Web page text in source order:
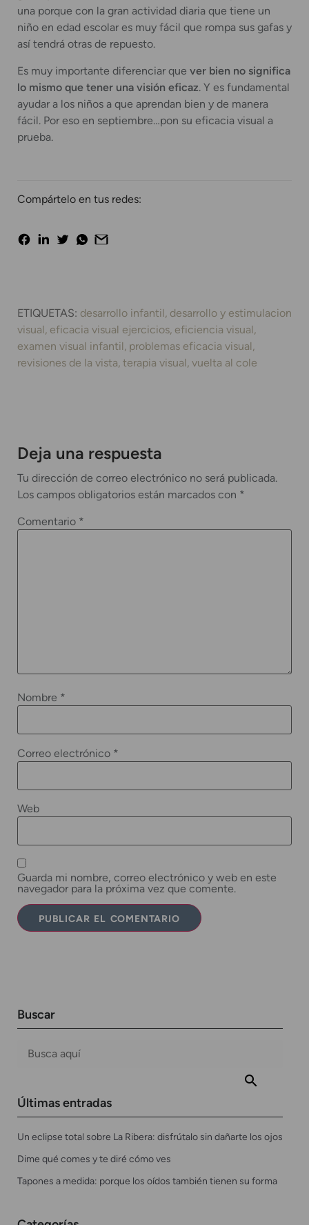
una porque con la gran actividad diaria que tiene un
niño en edad escolar es muy fácil que rompa sus gafas y
así tendrá otras de repuesto.
Es muy importante diferenciar que ver bien no significa
lo mismo que tener una visión eficaz. Y es fundamental
ayudar a los niños a que aprendan bien y de manera
fácil. Por eso en septiembre…pon su eficacia visual a
prueba.
Compártelo en tus redes:
ETIQUETAS: desarrollo infantil desarrollo y estimulacion
visual eficacia visual ejercicios eficiencia visual
examen visual infantil problemas eficacia visual
revisiones de la vista terapia visual vuelta al cole
Deja una respuesta
Tu dirección de correo electrónico no será publicada.
Los campos obligatorios están marcados con *
Comentario *
Nombre *
Correo electrónico *
Web
Guarda mi nombre, correo electrónico y web en este
navegador para la próxima vez que comente.
Buscar
Últimas entradas
Un eclipse total sobre La Ribera: disfrútalo sin dañarte los ojos
Dime qué comes y te diré cómo ves
Tapones a medida: porque los oídos también tienen su forma